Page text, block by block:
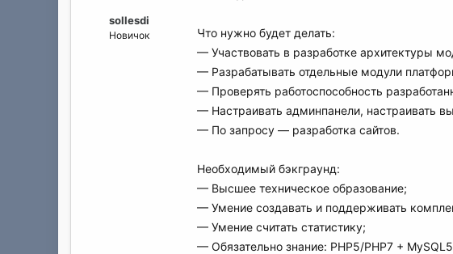
sollesdi
Новичок
Что нужно будет делать:
— Участвовать в разработке архитектуры
— Разрабатывать отдельные модули
— Проверять работоспособность
— Настраивать админпанели, настраивать
— По запросу — разработка сайтов.
Необходимый бэкграунд:
— Высшее техническое образование;
— Умение создавать и поддерживать
— Умение считать статистику;
— Обязательно знание: PHP5/PHP7 +